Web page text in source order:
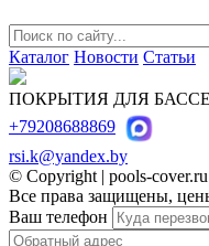
Каталог Новости Статьи
ПОКРЫТИЯ ДЛЯ
+79208688869
rsi.k@yandex.by
© Copyright | pools-
Все права защищены,
Ваш телефон